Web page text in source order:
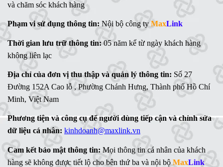
và chăm sóc khách hàng
Phạm vi sử dụng thông tin: Nội bộ công tyMaxLink
Thời gian lưu trữ thông tin:05 năm kể từ ngày khách hàng
không liên lạc
Địa chỉ của đơn vị thu thập và quản lý thông tin: Số 27
Đường 152A Cao lỗ , Phường Chánh Hưng, Thành phố Hồ Chí
Minh, Việt Nam
Phương tiện và công cụ để người dùng tiếp cận và chỉnh sửa
dữ liệu cá nhân: kinhdoanh@maxlink.vn
Cam kết bảo mật thông tin: Mọi thông tin cá nhân của khách
hàng sẽ không được tiết lộ cho bên thứ ba và nội bộMaxLink